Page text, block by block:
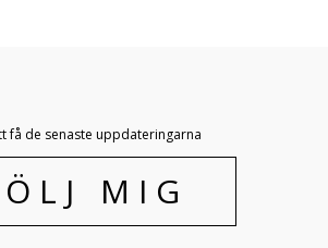
få de senaste uppdateringarna
MIG